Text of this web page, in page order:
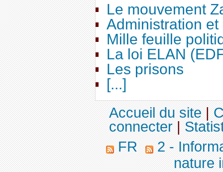
Le mouvement
Administration
Mille feuille
La loi ELAN
Les prisons
[...]
Accueil du site|
connecter|
FR
2 -
nature